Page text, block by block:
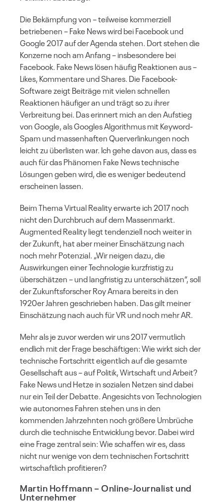
Die Bekämpfung von – teilweise kommerziell
betriebenen – Fake News wird bei Facebook und
Google 2017 auf der Agenda stehen. Dort stehen die
Konzerne noch am Anfang – insbesondere bei
Facebook. Fake News lösen häufig Reaktionen aus –
Likes, Kommentare und Shares. Die Facebook-
Software zeigt Beiträge mit vielen schnellen
Reaktionen häufiger an und trägt so zu ihrer
Verbreitung bei. Das erinnert mich an den Aufstieg
von Google, als Googles Algorithmus mit Keyword-
Spam und massenhaften Querverlinkungen noch
leicht zu überlisten war. Ich gehe davon aus, dass es
auch für das Phänomen Fake News technische
Lösungen geben wird, die es weniger bedeutend
erscheinen lassen.
Beim Thema Virtual Reality erwarte ich 2017 noch
nicht den Durchbruch auf dem Massenmarkt.
Augmented Reality liegt tendenziell noch weiter in
der Zukunft, hat aber meiner Einschätzung nach
noch mehr Potenzial. „Wir neigen dazu, die
Auswirkungen einer Technologie kurzfristig zu
überschätzen – und langfristig zu unterschätzen“, soll
der Zukunftsforscher Roy Amara bereits in den
1920er Jahren geschrieben haben. Das gilt meiner
Einschätzung nach auch für VR und noch mehr AR.
Mehr als je zuvor werden wir uns 2017 vermutlich
endlich mit der Frage beschäftigen: Wie wirkt sich der
technische Fortschritt eigentlich auf die gesamte
Gesellschaft aus – auf Politik, Wirtschaft und Arbeit?
Fake News und Hetze in sozialen Netzen sind dabei
nur ein Teil der Debatte. Angesichts von Technologien
wie autonomes Fahren stehen uns in den
kommenden Jahrzehnten noch größere Umbrüche
durch die technische Entwicklung bevor. Dabei wird
eine Frage zentral sein: Wie schaffen wir es, dass
nicht nur wenige von dem technischen Fortschritt
wirtschaftlich profitieren?
Martin Hoffmann – Online-Journalist und
Unternehmer